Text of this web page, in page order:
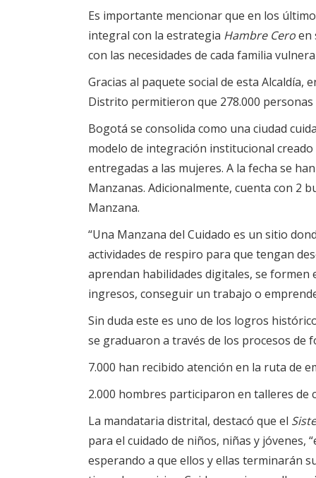
Es importante mencionar que en los
integral con la estrategia Hambre Ceroen
con las necesidades de cada familia
Gracias al paquete social de esta Alcaldía,
Distrito permitieron que 278.000
Bogotá se consolida como una ciudad
modelo de integración institucional
entregadas a las mujeres. A la fecha se
Manzanas. Adicionalmente, cuenta con 2
Manzana.
“Una Manzana del Cuidado es un sitio
actividades de respiro para que tengan
aprendan habilidades digitales, se
ingresos, conseguir un trabajo o
Sin duda este es uno de los logros
se graduaron a través de los procesos de
7.000 han recibido atención en la ruta de
2.000 hombres participaron en talleres de
La mandataria distrital, destacó que el
para el cuidado de niños, niñas y jóvenes,
esperando a que ellos y ellas terminarán